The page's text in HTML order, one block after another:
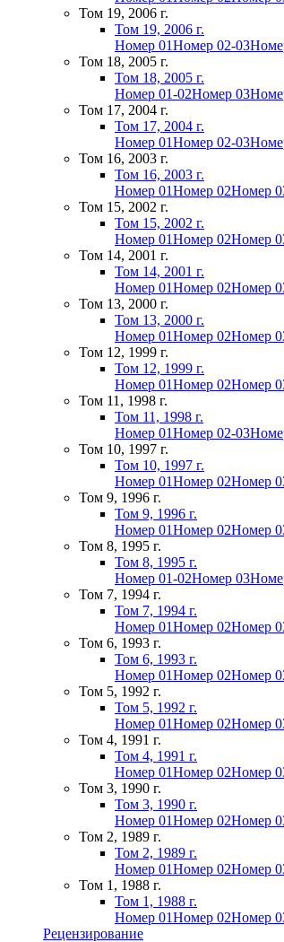
Том 19, 2006 г.
Том 19, 2006 г.
Номер 01Номер 02-03
Том 18, 2005 г.
Том 18, 2005 г.
Номер 01-02Номер 03
Том 17, 2004 г.
Том 17, 2004 г.
Номер 01Номер 02-03
Том 16, 2003 г.
Том 16, 2003 г.
Номер 01Номер 02Номер
Том 15, 2002 г.
Том 15, 2002 г.
Номер 01Номер 02Номер
Том 14, 2001 г.
Том 14, 2001 г.
Номер 01Номер 02Номер
Том 13, 2000 г.
Том 13, 2000 г.
Номер 01Номер 02Номер
Том 12, 1999 г.
Том 12, 1999 г.
Номер 01Номер 02Номер
Том 11, 1998 г.
Том 11, 1998 г.
Номер 01Номер 02-03
Том 10, 1997 г.
Том 10, 1997 г.
Номер 01Номер 02Номер
Том 9, 1996 г.
Том 9, 1996 г.
Номер 01Номер 02Номер
Том 8, 1995 г.
Том 8, 1995 г.
Номер 01-02Номер 03
Том 7, 1994 г.
Том 7, 1994 г.
Номер 01Номер 02Номер
Том 6, 1993 г.
Том 6, 1993 г.
Номер 01Номер 02Номер
Том 5, 1992 г.
Том 5, 1992 г.
Номер 01Номер 02Номер
Том 4, 1991 г.
Том 4, 1991 г.
Номер 01Номер 02Номер
Том 3, 1990 г.
Том 3, 1990 г.
Номер 01Номер 02Номер
Том 2, 1989 г.
Том 2, 1989 г.
Номер 01Номер 02Номер
Том 1, 1988 г.
Том 1, 1988 г.
Номер 01Номер 02Номер
Рецензирование